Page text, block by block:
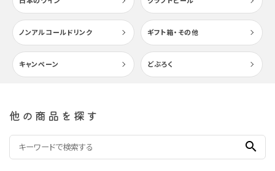
ノンアルコールドリンク ギフト箱・その他
キャンペーン どぶろく
他の商品を探す
search